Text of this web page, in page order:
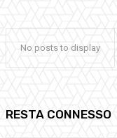
No posts to display
RESTA CONNESSO